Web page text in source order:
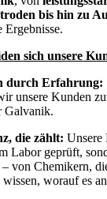
bis hin zu
Ergebnisse.
sich unsere
durch Erfahrung:
unsere Kunden
Galvanik.
die zählt: Unsere
Labor geprüft,
von Chemikern,
wissen, worauf es